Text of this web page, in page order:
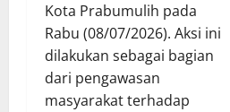
Kota Prabumulih pada
Rabu (08/07/2026). Aksi ini
dilakukan sebagai bagian
dari pengawasan
masyarakat terhadap